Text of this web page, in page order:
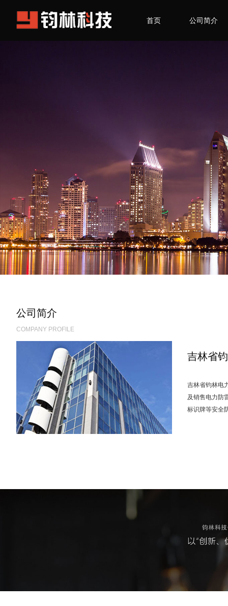
首页 公司简介
公司简介
COMPANY PROFILE
吉林省
吉林省钧林电
及销售电力防
标识牌等安全